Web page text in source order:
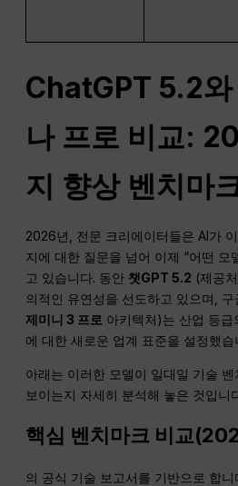
ChatGPT 5.2
나 프로 비교:
지 향상 벤치마
2026년, 전문 크리에이터들은 AI가
지에 대한 질문을 넘어 이제 “어떤 모
고 있습니다. 동안 챗GPT 5.2 (제공처
의적인 유연성을 선도하고 있으며, 구
제미니 3 프로 아키텍처)는 산업 등급
에 대한 새로운 업계 표준을 설정했습
아래는 이러한 모델이 일대일 기술
보이는지 자세히 분석해 놓은 것입니
핵심 벤치마크 비교
의 공식 기술 보고서를 기반으로 합니